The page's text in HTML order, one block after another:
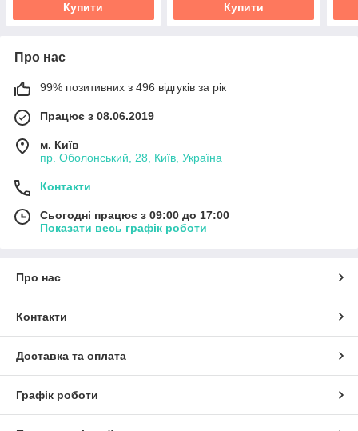
Купити Купити
Про нас
99% позитивних з 496 відгуків за рік
Працює з 08.06.2019
м. Київ
пр. Оболонський, 28, Київ, Україна
Контакти
Сьогодні працює з 09:00 до 17:00
Показати весь графік роботи
Про нас
Контакти
Доставка та оплата
Графік роботи